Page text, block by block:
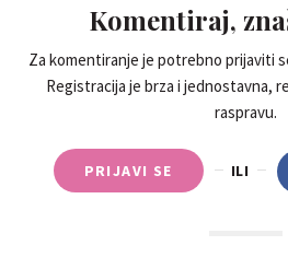
Komentiraj,
Za komentiranje je potrebno prijaviti
Registracija je brza i jednostavna,
raspravu.
PRIJAVI SE ILI